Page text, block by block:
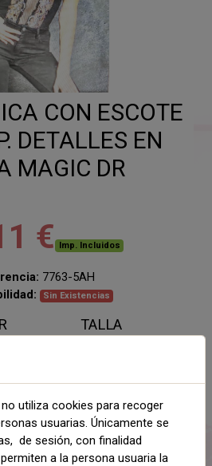
CON ESCOTE
DETALLES EN
MAGIC DR
€ Imp. Incluidos
7763-5AH
Sin Existencias
TALLA
AÑADIR AL CARRITO
Compartir
no utiliza cookies para recoger
usuarias. Únicamente se
de sesión, con finalidad
a la persona usuaria la